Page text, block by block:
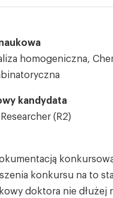
homogeniczna,
kandydata
(R2)
konkursu na to
doktora nie dłużej